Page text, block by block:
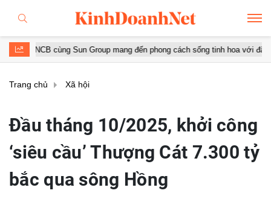
cùng Sun Group mang đến phong cách sống tinh hoa với đặc quyền hàng
Trang chủ Xã hội
Đầu tháng 10/2025, khởi công
‘siêu cầu’ Thượng Cát 7.300 tỷ
bắc qua sông Hồng